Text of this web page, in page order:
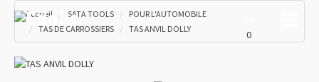
0
Accueil SATA TOOLS
POUR L'AUTOMOBILE
TAS DE CARROSSIERS
TAS ANVIL DOLLY